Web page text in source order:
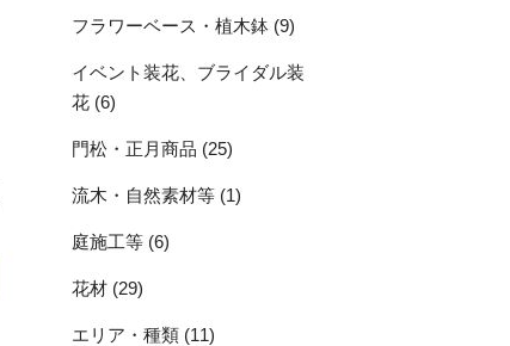
フラワーベース・植木鉢 (9)
イベント装花、ブライダル装
花 (6)
門松・正月商品 (25)
流木・自然素材等 (1)
庭施工等 (6)
花材 (29)
エリア・種類 (11)